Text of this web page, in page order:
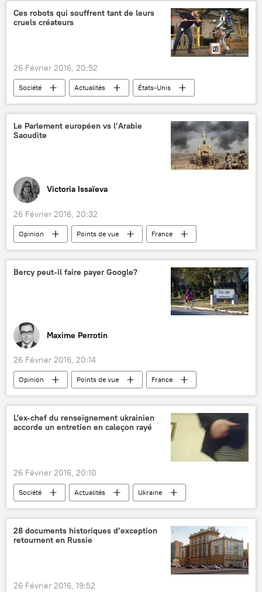
Ces robots qui souffrent tant de leurs
cruels créateurs
26 Février 2016, 20:52
Société Actualités
États-Unis
Internet
robot insolite
Le Parlement européen vs l’Arabie
Saoudite
Victoria Issaïeva
26 Février 2016, 20:32
Opinion Points de vue
France
Yémen
Europe
Arabie Saoudite
Golfe persique
armements
ventes d'armes
livraisons d'armes
Bercy peut-il faire payer Google?
Maxime Perrotin
26 Février 2016, 20:14
Opinion Points de vue
France
Google
Apple
Ministère français des Finances
impôt
L'ex-chef du renseignement ukrainien
accorde un entretien en caleçon rayé
26 Février 2016, 20:10
Société Actualités
Ukraine
Nikolaï Malomouj
scandale
télévision
embarrassment insolite
28 documents historiques d’exception
retournent en Russie
26 Février 2016, 19:52